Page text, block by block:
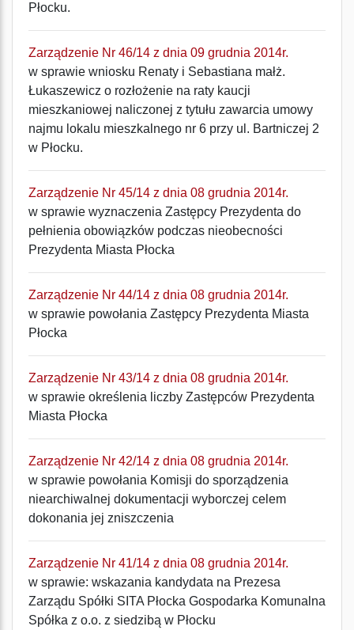
Płocku.
Zarządzenie Nr 46/14 z dnia 09 grudnia 2014r.
w sprawie wniosku Renaty i Sebastiana małż.
Łukaszewicz o rozłożenie na raty kaucji
mieszkaniowej naliczonej z tytułu zawarcia umowy
najmu lokalu mieszkalnego nr 6 przy ul. Bartniczej 2
w Płocku.
Zarządzenie Nr 45/14 z dnia 08 grudnia 2014r.
w sprawie wyznaczenia Zastępcy Prezydenta do
pełnienia obowiązków podczas nieobecności
Prezydenta Miasta Płocka
Zarządzenie Nr 44/14 z dnia 08 grudnia 2014r.
w sprawie powołania Zastępcy Prezydenta Miasta
Płocka
Zarządzenie Nr 43/14 z dnia 08 grudnia 2014r.
w sprawie określenia liczby Zastępców Prezydenta
Miasta Płocka
Zarządzenie Nr 42/14 z dnia 08 grudnia 2014r.
w sprawie powołania Komisji do sporządzenia
niearchiwalnej dokumentacji wyborczej celem
dokonania jej zniszczenia
Zarządzenie Nr 41/14 z dnia 08 grudnia 2014r.
w sprawie: wskazania kandydata na Prezesa
Zarządu Spółki SITA Płocka Gospodarka Komunalna
Spółka z o.o. z siedzibą w Płocku